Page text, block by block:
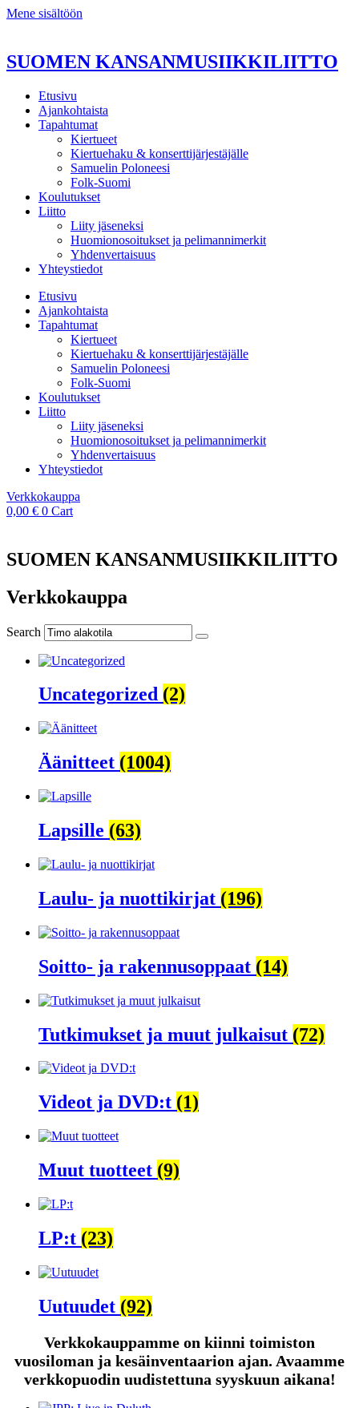
Mene sisältöön
SUOMEN KANSANMUSIIKKILIITTO
Etusivu
Ajankohtaista
Tapahtumat
Kiertueet
Kiertuehaku & konserttijärjestäjälle
Samuelin Poloneesi
Folk-Suomi
Koulutukset
Liitto
Liity jäseneksi
Huomionosoitukset ja pelimannimerkit
Yhdenvertaisuus
Yhteystiedot
Etusivu
Ajankohtaista
Tapahtumat
Kiertueet
Kiertuehaku & konserttijärjestäjälle
Samuelin Poloneesi
Folk-Suomi
Koulutukset
Liitto
Liity jäseneksi
Huomionosoitukset ja pelimannimerkit
Yhdenvertaisuus
Yhteystiedot
Verkkokauppa
0,00 € 0 Cart
SUOMEN KANSANMUSIIKKILIITTO
Verkkokauppa
Search
Uncategorized (2)
Äänitteet (1004)
Lapsille (63)
Laulu- ja nuottikirjat (196)
Soitto- ja rakennusoppaat (14)
Tutkimukset ja muut julkaisut (72)
Videot ja DVD:t (1)
Muut tuotteet (9)
LP:t (23)
Uutuudet (92)
Verkkokauppamme on kiinni toimiston
vuosiloman ja kesäinventaarion ajan. Avaamme
verkkopuodin uudistettuna syyskuun aikana!